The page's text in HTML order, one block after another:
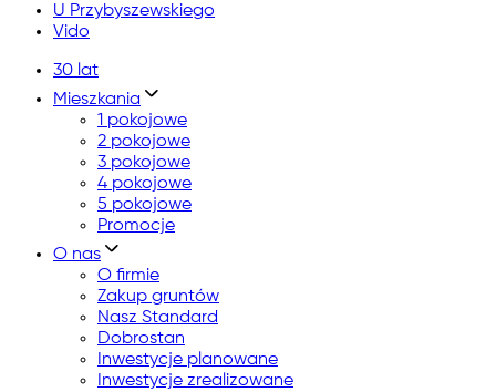
U Przybyszewskiego
Vido
30 lat
Mieszkania
1 pokojowe
2 pokojowe
3 pokojowe
4 pokojowe
5 pokojowe
Promocje
O nas
O firmie
Zakup gruntów
Nasz Standard
Dobrostan
Inwestycje planowane
Inwestycje zrealizowane